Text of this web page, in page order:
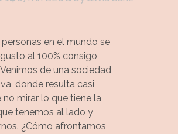
personas en el mundo se
al 100% consigo
de una sociedad
donde resulta casi
mirar lo que tiene la
tenemos al lado y
¿Cómo afrontamos